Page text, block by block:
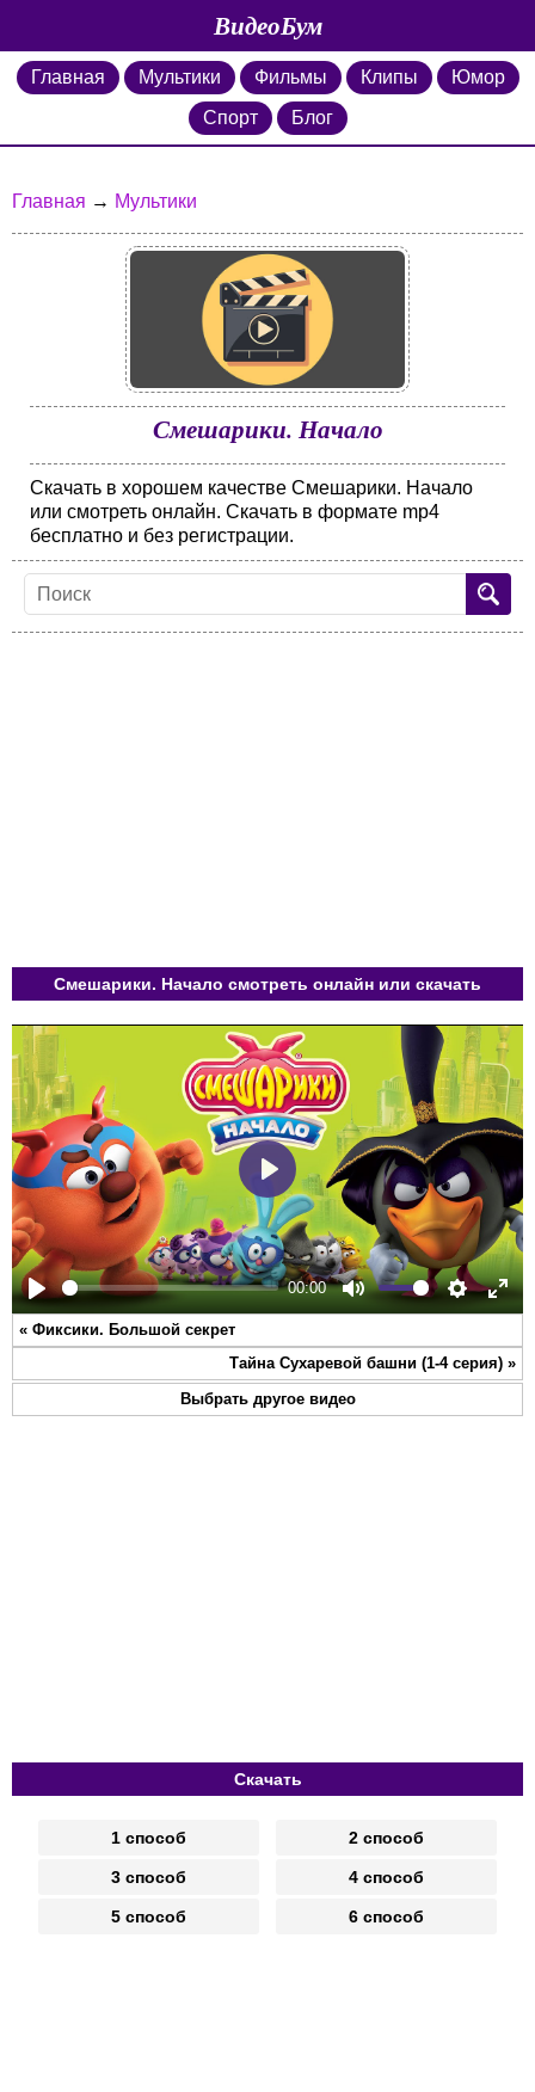
ВидеоБум
Главная Мультики Фильмы Клипы
Юмор
Спорт
Блог
Главная → Мультики
Смешарики. Начало
Скачать в хорошем качестве Смешарики. Начало
или смотреть онлайн. Скачать в формате mp4
бесплатно и без регистрации.
Смешарики. Начало смотреть онлайн или скачать
Play
00:00
Mute Settings
Play
« Фиксики. Большой секрет
Тайна Сухаревой башни (1-4 серия) »
Выбрать другое видео
Скачать
1 способ 2 способ
3 способ 4 способ
5 способ 6 способ